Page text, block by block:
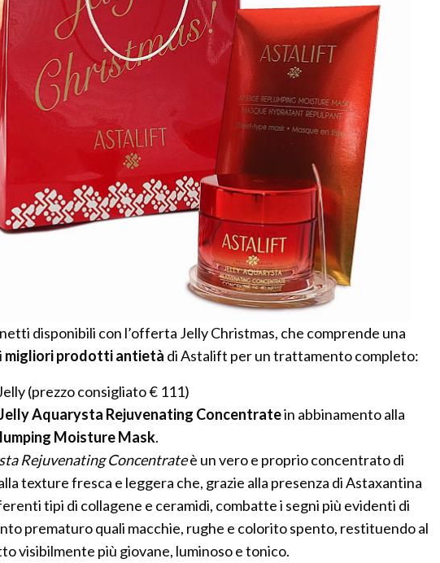
disponibili con l’offerta Jelly Christmas, che comprende una
migliori prodotti antietà di Astalift per un trattamento completo:
(prezzo consigliato € 111)
Aquarysta Rejuvenating Concentratein abbinamento alla
Moisture Mask.
Rejuvenating Concentrateè un vero e proprio concentrato di
texture fresca e leggera che, grazie alla presenza di Astaxantina
tipi di collagene e ceramidi, combatte i segni più evidenti di
prematuro quali macchie, rughe e colorito spento, restituendo al
visibilmente più giovane, luminoso e tonico.